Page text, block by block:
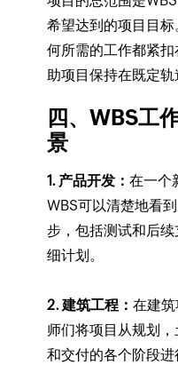
希望达到的项目目
何所需的工作都紧
助项目保持在既定轨
四、WBS工
景
1. 产品开发： 在一个
WBS可以清楚地看
步，包括测试和后
细计划。
2. 建筑工程： 在建
师们将项目从规划
和交付的各个阶段进